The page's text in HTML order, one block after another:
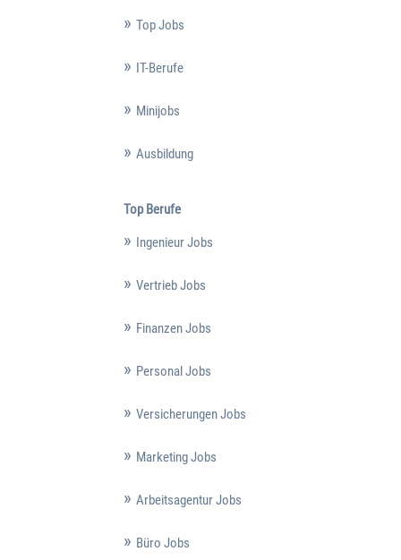
Top Jobs
IT-Berufe
Minijobs
Ausbildung
Top Berufe
Ingenieur Jobs
Vertrieb Jobs
Finanzen Jobs
Personal Jobs
Versicherungen Jobs
Marketing Jobs
Arbeitsagentur Jobs
Büro Jobs